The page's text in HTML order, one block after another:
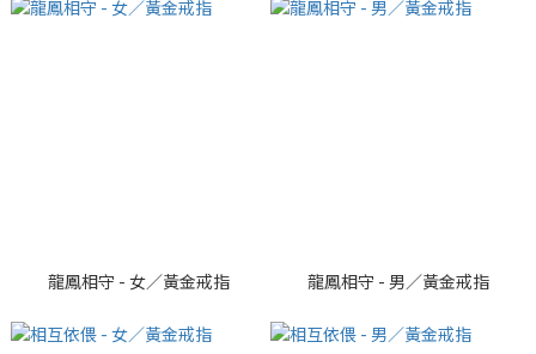
龍鳳相守 - 女／黃金戒指 龍鳳相守 - 男／黃金戒指